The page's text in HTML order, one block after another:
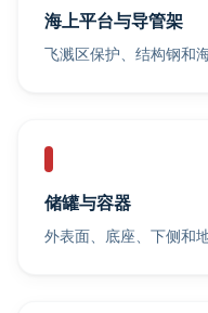
海上平台与导管架
飞溅区保护、结构钢和
储罐与容器
外表面、底座、下侧和